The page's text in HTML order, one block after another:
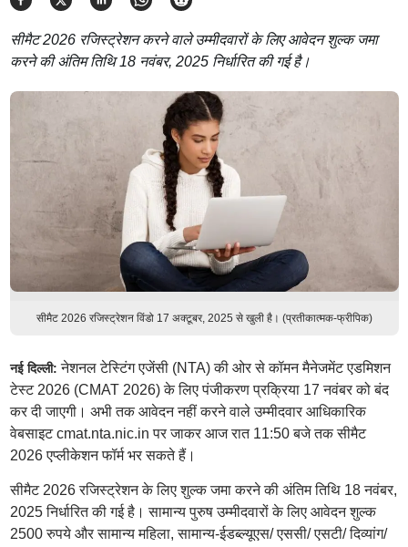
सीमैट 2026 रजिस्ट्रेशन करने वाले उम्मीदवारों के लिए आवेदन शुल्क जमा
करने की अंतिम तिथि 18 नवंबर, 2025 निर्धारित की गई है।
सीमैट 2026 रजिस्ट्रेशन विंडो 17 अक्टूबर, 2025 से खुली है। (प्रतीकात्मक-फ्रीपिक)
नई दिल्ली:नेशनल टेस्टिंग एजेंसी (NTA) की ओर से कॉमन मैनेजमेंट एडमिशन
टेस्ट 2026 (CMAT 2026) के लिए पंजीकरण प्रक्रिया 17 नवंबर को बंद
कर दी जाएगी। अभी तक आवेदन नहीं करने वाले उम्मीदवार आधिकारिक
वेबसाइट cmat.nta.nic.in पर जाकर आज रात 11:50 बजे तक सीमैट
2026 एप्लीकेशन फॉर्म भर सकते हैं।
सीमैट 2026 रजिस्ट्रेशन के लिए शुल्क जमा करने की अंतिम तिथि 18 नवंबर,
2025 निर्धारित की गई है। सामान्य पुरुष उम्मीदवारों के लिए आवेदन शुल्क
2500 रुपये और सामान्य महिला, सामान्य-ईडब्ल्यूएस/ एससी/ एसटी/ दिव्यांग/